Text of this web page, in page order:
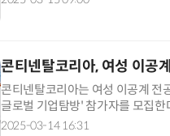
콘티넨탈코리아, 여성 이공
콘티넨탈코리아는 여성 이공계
글로벌 기업탐방' 참가자를 모집
아와 한국여성과학기술인육성재
2025-03-14 16:31